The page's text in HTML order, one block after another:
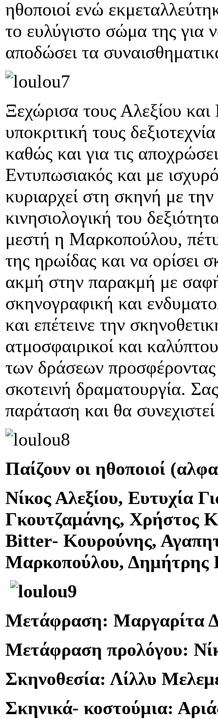
ηθοποιοί ενώ
το ευλύγιστο σώμα της για
αποδώσει τα
Ξεχώρισα τους Αλεξίου
υποκριτική τους
καθώς και για τις
Εντυπωσιακός και με
κυριαρχεί στη σκηνή με
κινησιολογική του
μεστή η Μαρκοπούλου,
της ηρωίδας και να ορίσει
ακμή στην παρακμή με
σκηνογραφική και
και επέτεινε την
ατμοσφαιρικοί και
των δράσεων προσφέροντας
σκοτεινή δραματουργία.
παράταση και θα
Παίζουν οι ηθοποιοί
Νίκος Αλεξίου, Ευτυχία
Γκουτζαμάνης, Χρήστος
Bitter- Κουρούνης,
Μαρκοπούλου, Δημήτρης
Μετάφραση: Μαργαρίτα
Μετάφραση προλόγου:
Σκηνοθεσία: Λίλλυ
Σκηνικά- κοστούμια: